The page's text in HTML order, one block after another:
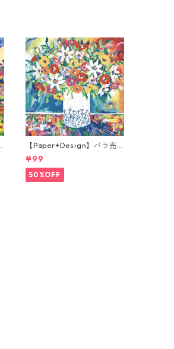
【Paper+Design】バラ売
り2枚 ランチサイズ ペーパ
ーナプキン Portchie Art Mi
xed flowers in a white vas
e ホワイト
¥99
50%OFF